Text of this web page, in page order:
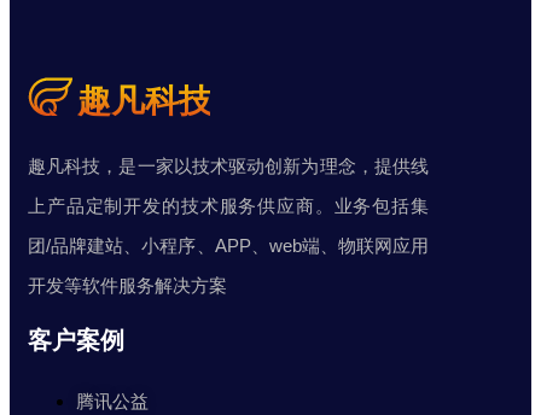
趣凡科技，是一家以技术驱动创新为理念，提供线
上产品定制开发的技术服务供应商。业务包括集
团/品牌建站、小程序、APP、web端、物联网应用
开发等软件服务解决方案
客户案例
腾讯公益